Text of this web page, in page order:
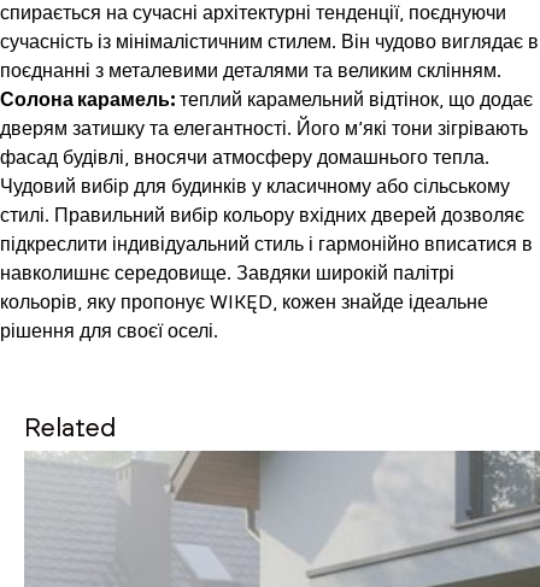
спирається на сучасні архітектурні тенденції, поєднуючи
сучасність із мінімалістичним стилем. Він чудово виглядає в
поєднанні з металевими деталями та великим склінням.
Солона карамель: теплий карамельний відтінок, що додає
дверям затишку та елегантності. Його м’які тони зігрівають
фасад будівлі, вносячи атмосферу домашнього тепла.
Чудовий вибір для будинків у класичному або сільському
стилі. Правильний вибір кольору вхідних дверей дозволяє
підкреслити індивідуальний стиль і гармонійно вписатися в
навколишнє середовище. Завдяки широкій палітрі
кольорів, яку пропонує WIKĘD, кожен знайде ідеальне
рішення для своєї оселі.
Related